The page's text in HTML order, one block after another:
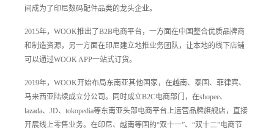
导航
间成为了印尼数码配件品类的龙头企业。
2015年，WOOK推出了B2B电商平台，一方面在中国整合优质品牌商
和制造资源，另一方面在印尼建立地推业务团队，让本地的线下店铺
可以通过WOOK APP一站式订货。
2019年，WOOK开始布局东南亚其他国家，在越南、泰国、菲律宾、
马来西亚陆续成立分公司。同时成立B2C电商部门，在shopee、
lazada、JD、tokopedia等东南亚头部电商平台上运营品牌旗舰店，直接
开展线上零售业务。在印尼、越南等国的“双十一”、“双十二”电商节